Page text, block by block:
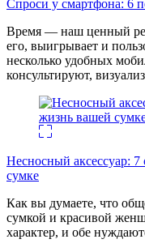
Спроси у смартфона: 6
Время — наш ценный
его, выигрывает и
несколько удобных
консультируют,
Несносный аксессуар:
сумке
Как вы думаете, что
сумкой и красивой
характер, и обе